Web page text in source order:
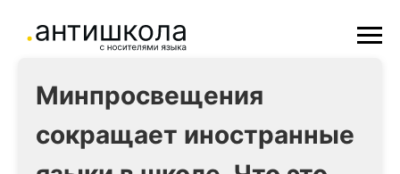
Минпросвещения
сокращает иностранные